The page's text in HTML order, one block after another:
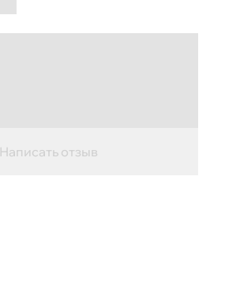
Написать отзыв